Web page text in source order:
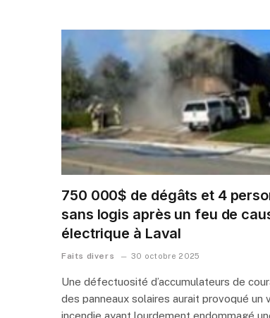
750 000$ de dégâts et 4
sans logis après un feu de
électrique à Laval
Faits divers 30 octobre 2025
Une défectuosité d’accumulateurs de
des panneaux solaires aurait provoqué un
incendie ayant lourdement endommagé